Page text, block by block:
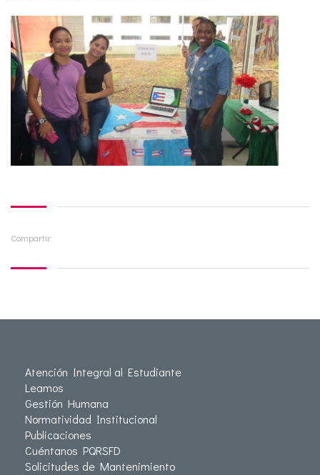
Compartir:
Atención Integral al Estudiante
Leamos
Gestión Humana
Normatividad Institucional
Publicaciones
Cuéntanos PQRSFD
Solicitudes de Mantenimiento